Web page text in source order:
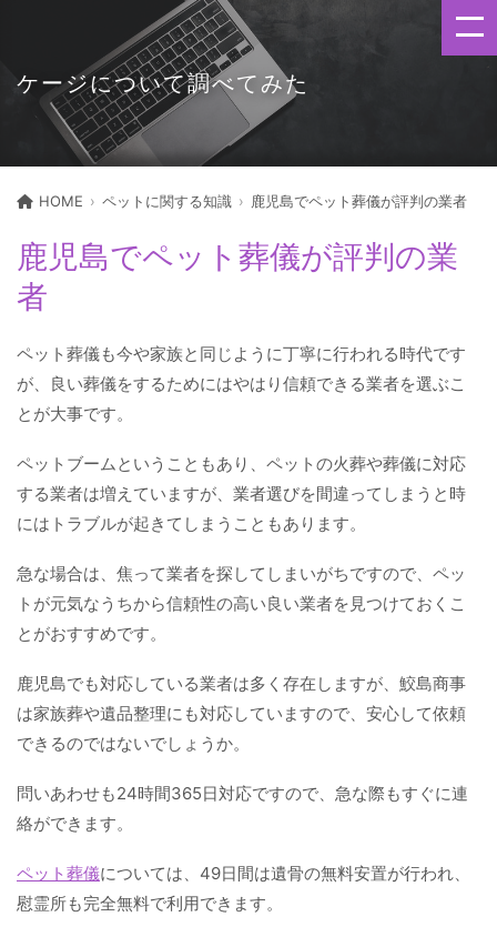
ケージについて調べてみた
HOME ペットに関する知識 鹿児島でペット葬儀が評判の業者
鹿児島でペット葬儀が評判の業
者
ペット葬儀も今や家族と同じように丁寧に行われる時代です
が、良い葬儀をするためにはやはり信頼できる業者を選ぶこ
とが大事です。
ペットブームということもあり、ペットの火葬や葬儀に対応
する業者は増えていますが、業者選びを間違ってしまうと時
にはトラブルが起きてしまうこともあります。
急な場合は、焦って業者を探してしまいがちですので、ペッ
トが元気なうちから信頼性の高い良い業者を見つけておくこ
とがおすすめです。
鹿児島でも対応している業者は多く存在しますが、鮫島商事
は家族葬や遺品整理にも対応していますので、安心して依頼
できるのではないでしょうか。
問いあわせも24時間365日対応ですので、急な際もすぐに連
絡ができます。
ペット葬儀については、49日間は遺骨の無料安置が行われ、
慰霊所も完全無料で利用できます。